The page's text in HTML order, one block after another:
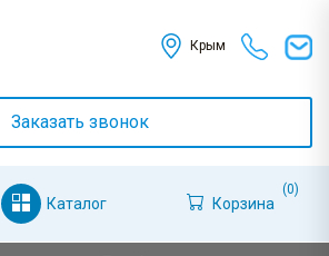
Крым
Заказать звонок
Каталог Корзина
(0)